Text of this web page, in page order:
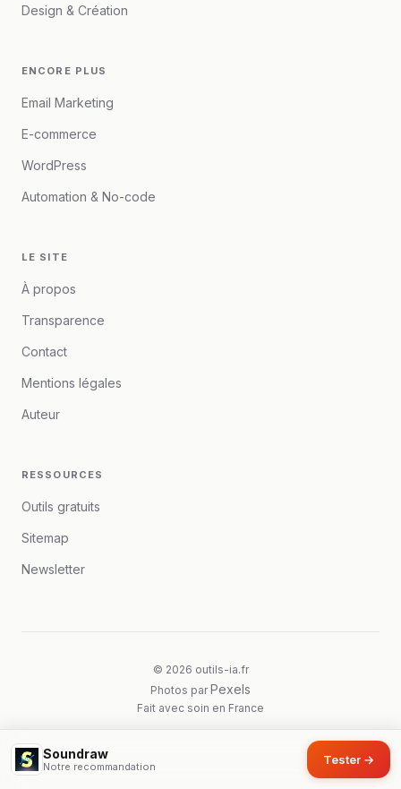
Soundraw
Notre recommandation Tester →
Design & Création
ENCORE PLUS
Email Marketing
E-commerce
WordPress
Automation & No-code
LE SITE
À propos
Transparence
Contact
Mentions légales
Auteur
RESSOURCES
Outils gratuits
Sitemap
Newsletter
© 2026 outils-ia.fr
Photos parPexels
Fait avec soin en France